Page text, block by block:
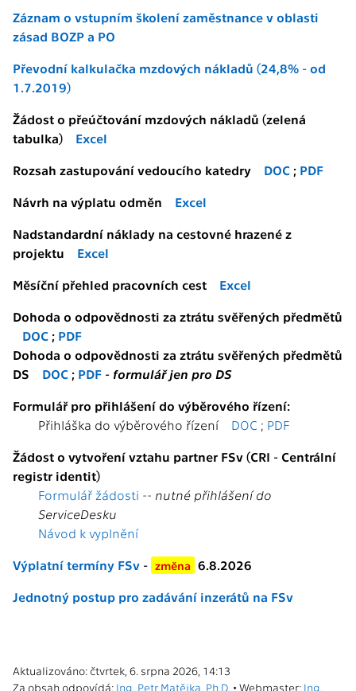
Záznam o vstupním školení zaměstnance v oblasti
zásad BOZP a PO
Převodní kalkulačka mzdových nákladů (24,8% - od
1.7.2019)
Žádost o přeúčtování mzdových nákladů (zelená
tabulka) Excel
Rozsah zastupování vedoucího katedry DOC ; PDF
Návrh na výplatu odměn Excel
Nadstandardní náklady na cestovné hrazené z
projektu Excel
Měsíční přehled pracovních cest Excel
Dohoda o odpovědnosti za ztrátu svěřených předmětů
DOC ; PDF
Dohoda o odpovědnosti za ztrátu svěřených předmětů
DS DOC ; PDF - formulář jen pro DS
Formulář pro přihlášení do výběrového řízení:
Přihláška do výběrového řízení DOC ; PDF
Žádost o vytvoření vztahu partner FSv (CRI - Centrální
registr identit)
Formulář žádosti -- nutné přihlášení do
ServiceDesku
Návod k vyplnění
Výplatní termíny FSv - změna 6.8.2026
Jednotný postup pro zadávání inzerátů na FSv
Aktualizováno: čtvrtek, 6. srpna 2026, 14:13
Za obsah odpovídá: Ing. Petr Matějka, Ph.D. • Webmaster: Ing.